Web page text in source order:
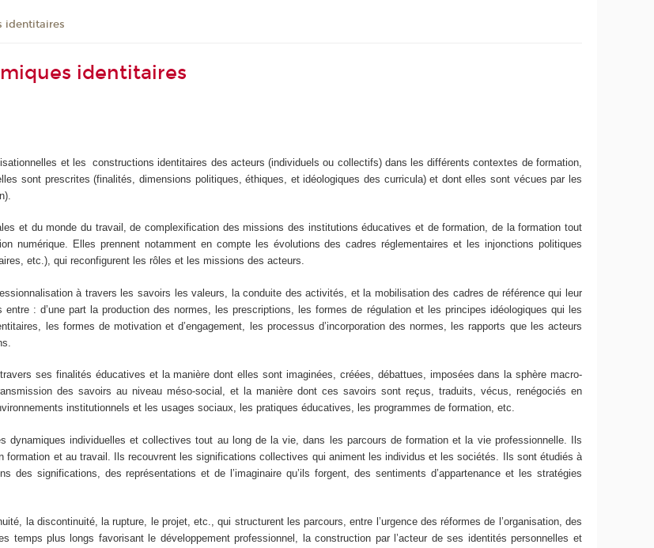
identitaires
identitaires
et les constructions identitaires des acteurs (individuels ou collectifs) dans les différents contextes de formation,
sont prescrites (finalités, dimensions politiques, éthiques, et idéologiques des curricula) et dont elles sont vécues par les
et du monde du travail, de complexification des missions des institutions éducatives et de formation, de la formation tout
numérique. Elles prennent notamment en compte les évolutions des cadres réglementaires et les injonctions politiques
etc.), qui reconfigurent les rôles et les missions des acteurs.
à travers les savoirs les valeurs, la conduite des activités, et la mobilisation des cadres de référence qui leur
: d’une part la production des normes, les prescriptions, les formes de régulation et les principes idéologiques qui les
les formes de motivation et d’engagement, les processus d’incorporation des normes, les rapports que les acteurs
ses finalités éducatives et la manière dont elles sont imaginées, créées, débattues, imposées dans la sphère macro-
des savoirs au niveau méso-social, et la manière dont ces savoirs sont reçus, traduits, vécus, renégociés en
institutionnels et les usages sociaux, les pratiques éducatives, les programmes de formation, etc.
dynamiques individuelles et collectives tout au long de la vie, dans les parcours de formation et la vie professionnelle. Ils
formation et au travail. Ils recouvrent les significations collectives qui animent les individus et les sociétés. Ils sont étudiés à
des significations, des représentations et de l’imaginaire qu’ils forgent, des sentiments d’appartenance et les stratégies
la discontinuité, la rupture, le projet, etc., qui structurent les parcours, entre l’urgence des réformes de l’organisation, des
temps plus longs favorisant le développement professionnel, la construction par l’acteur de ses identités personnelles et